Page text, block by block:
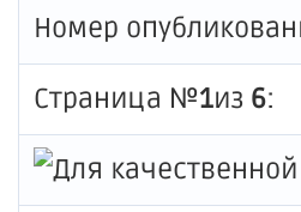
Номер
Страница №1из 6: